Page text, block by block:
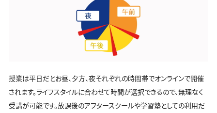
授業は平日だとお昼、夕方、夜それぞれの時間帯でオンラインで開催
されます。ライフスタイルに合わせて時間が選択できるので、無理なく
受講が可能です。放課後のアフタースクールや学習塾としての利用だ